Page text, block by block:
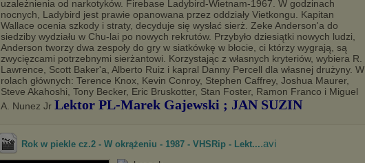
uzależnienia od narkotyków. Firebase Ladybird-Wietnam-1967. W godzinach
nocnych, Ladybird jest prawie opanowana przez oddziały Vietkongu. Kapitan
Wallace ocenia szkody i straty, decyduje się wysłać sierż. Zeke Anderson'a do
siedziby wydziału w Chu-lai po nowych rekrutów. Przybyło dziesiątki nowych ludzi,
Anderson tworzy dwa zespoły do gry w siatkówkę w błocie, ci którzy wygrają, są
zwycięzcami potrzebnymi sierżantowi. Korzystając z własnych kryteriów, wybiera R.
Lawrence, Scott Baker'a, Alberto Ruiz i kapral Danny Percell dla własnej drużyny. W
rolach głównych: Terence Knox, Kevin Conroy, Stephen Caffrey, Joshua Maurer,
Steve Akahoshi, Tony Becker, Eric Bruskotter, Stan Foster, Ramon Franco i Miguel
A. Nunez Jr Lektor PL-Marek Gajewski ; JAN SUZIN
Rok w piekle cz.2 - W okrążeniu - 1987 - VHSRip - Lekt....avi